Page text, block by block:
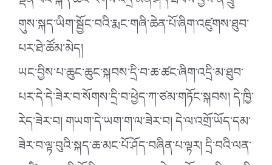
གུས་སྐད་ཡིག་སྦྱོང་བའི་རྨང་གཞི་ཆེན་པོ་ཞིག་འཛུགས་ཐུབ་
པར་ཐེ་ཚོམ་མེད།
ཡང་བྱིས་པ་ཆུང་ཆུང་སྐབས་དྲི་བ་ཆ་ཚང་ཞིག་འདྲི་མ་ཐུབ་
པར་དེ་དེ་ཟེར་བ་སོགས་དྲི་བ་ཕྱེད་ཀ་ཙམ་གཏོང་སྐབས། དེ་ཁྱི་
རེད་ཟེར་བ། གཡག་དེ་ཡག་ག་ལ་ཟེར་བ། དེ་ལ་འགྲོ་ཡོད་དམ་
ཟེར་བ་ལྟ་བུའི་སྐད་ཆ་མང་པོ་ཤོད་བཞིན་པ་ལྟར། དྲི་བའི་ལན་